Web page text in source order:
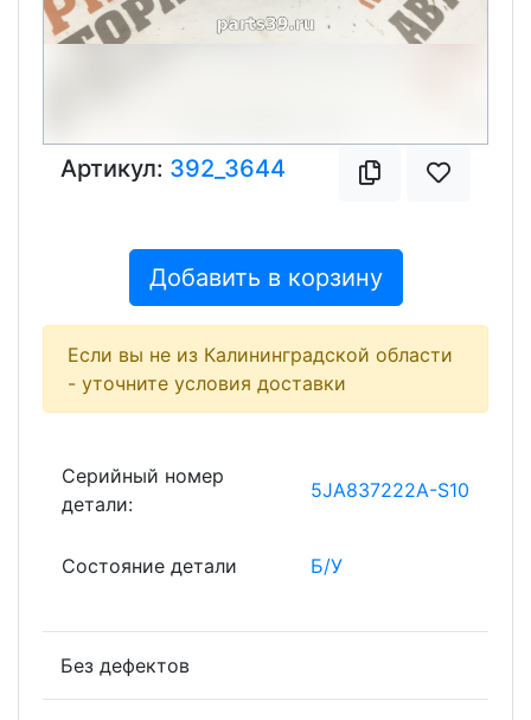
Артикул: 392_3644
Добавить в корзину
Если вы не из Калининградской области
- уточните условия доставки
Серийный номер
детали:
5JA837222A-S10
Состояние детали Б/У
Без дефектов